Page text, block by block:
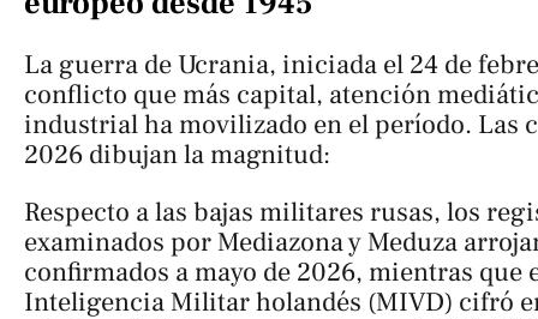
La guerra de Ucrania, iniciada el 24 de
conflicto que más capital, atención
industrial ha movilizado en el período. Las
2026 dibujan la magnitud:
Respecto a las bajas militares rusas, los
examinados por Mediazona y Meduza
confirmados a mayo de 2026, mientras que
Inteligencia Militar holandés (MIVD) cifró